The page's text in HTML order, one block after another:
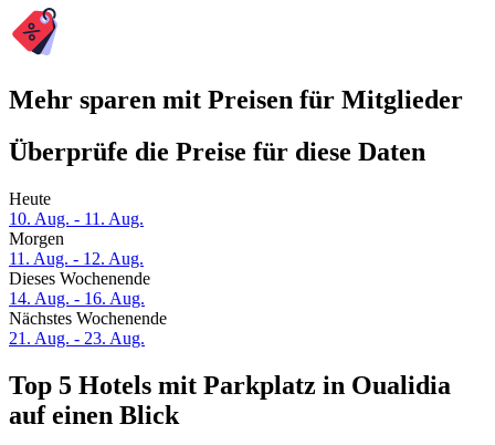
Mehr sparen mit Preisen für Mitglieder
Überprüfe die Preise für diese Daten
Heute
10. Aug. - 11. Aug.
Morgen
11. Aug. - 12. Aug.
Dieses Wochenende
14. Aug. - 16. Aug.
Nächstes Wochenende
21. Aug. - 23. Aug.
Top 5 Hotels mit Parkplatz in Oualidia
auf einen Blick